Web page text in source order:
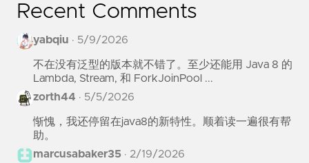
Recent Comments
yabqiu · 5/9/2026
不在没有泛型的版本就不错了。至少还能用 Java 8 的
Lambda, Stream, 和 ForkJoinPool ...
zorth44 · 5/5/2026
惭愧，我还停留在java8的新特性。顺着读一遍很有帮
助。
marcusabaker35 · 2/19/2026